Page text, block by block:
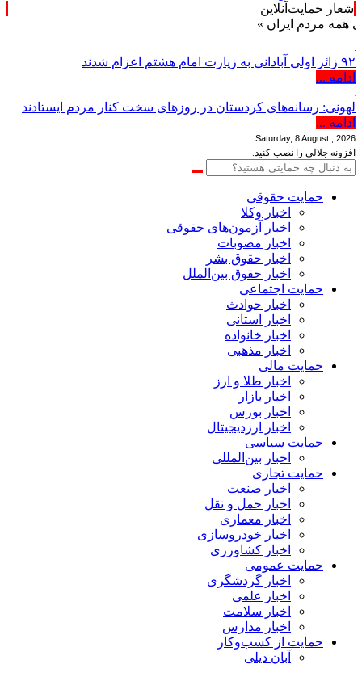
شعار حمایت‌آنلاین
ایران »
۹۲ زائر اولی آبادانی به زیارت امام هشتم اعزام شدند
ادامه ...
لهونی: رسانه‌های کردستان در روزهای سخت کنار مردم ایستادند
ادامه ...
Saturday, 8 August , 2026
افزونه جلالی را نصب کنید.
حمایت حقوقی
اخبار وکلا
اخبار آزمون‌های حقوقی
اخبار مصوبات
اخبار حقوق بشر
اخبار حقوق بین‌الملل
حمایت اجتماعی
اخبار حوادث
اخبار استانی
اخبار خانواده
اخبار مذهبی
حمایت مالی
اخبار طلا و ارز
اخبار بازار
اخبار بورس
اخبار ارزدیجیتال
حمایت سیاسی
اخبار بین‌المللی
حمایت تجاری
اخبار صنعت
اخبار حمل و نقل
اخبار معماری
اخبار خودروسازی
اخبار کشاورزی
حمایت عمومی
اخبار گردشگری
اخبار علمی
اخبار سلامت
اخبار مدارس
حمایت از کسب‌وکار
آبان دیلی